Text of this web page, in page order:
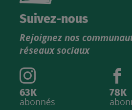
catalogue
IGN
Suivez-nous
Rejoignez nos
réseaux sociaux
63K
abonnés
78K